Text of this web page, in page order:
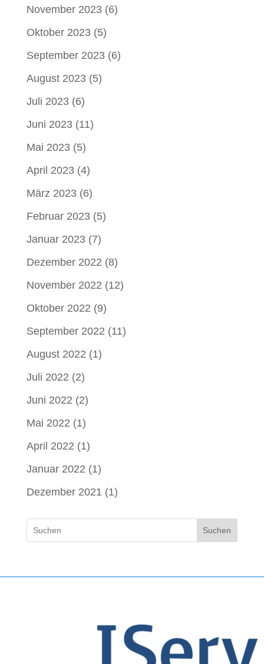
November 2023(6)
Oktober 2023(5)
September 2023(6)
August 2023(5)
Juli 2023(6)
Juni 2023(11)
Mai 2023(5)
April 2023(4)
März 2023(6)
Februar 2023(5)
Januar 2023(7)
Dezember 2022 (8)
November 2022 (12)
Oktober 2022 (9)
September 2022 (11)
August 2022 (1)
Juli 2022 (2)
Juni 2022 (2)
Mai 2022 (1)
April 2022 (1)
Januar 2022 (1)
Dezember 2021 (1)
Suchen